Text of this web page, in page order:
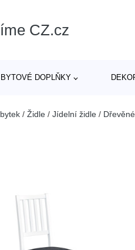
CZ.cz
BYTOVÉ DOPLŇKY
/ Židle / Jídelní židle /